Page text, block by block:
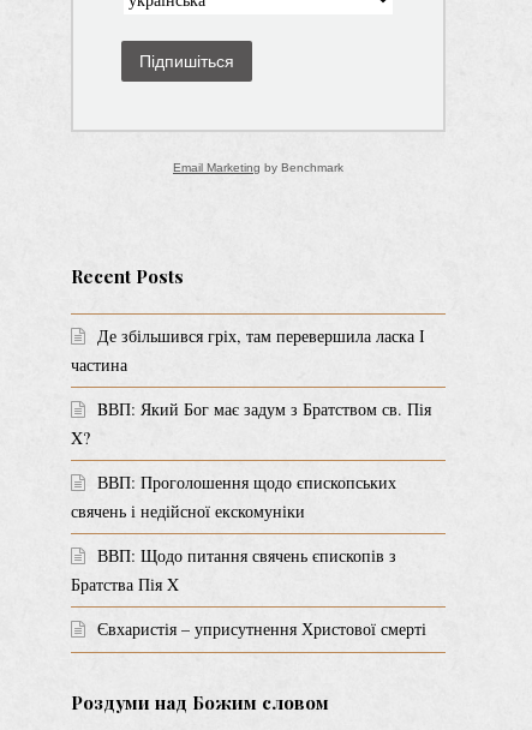
Підпишіться
Email Marketing by Benchmark
Recent Posts
Де збільшився гріх, там перевершила ласка І
частина
BВП: Який Бог має задум з Братством св. Пія
X?
ВВП: Проголошення щодо єпископських
свячень і недійсної екскомуніки
ВВП: Щодо питання свячень єпископів з
Братства Пія X
Євхаристія – уприсутнення Христової смерті
Роздуми над Божим словом